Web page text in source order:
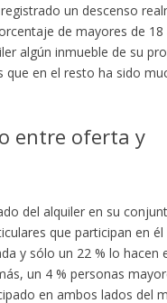
un descenso
de mayores de 18
algún inmueble de su
que en el resto ha sido
entre oferta y
del alquiler en su
que participan en
y sólo un 22 % lo hacen
un 4 % personas
en ambos lados del